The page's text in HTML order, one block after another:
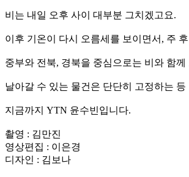
비는 내일 오후 사이 대부분 그치겠고요.
이후 기온이 다시 오름세를 보이면서, 주
중부와 전북, 경북을 중심으로는 비와 함
날아갈 수 있는 물건은 단단히 고정하는
지금까지 YTN 윤수빈입니다.
촬영 : 김만진
영상편집 : 이은경
디자인 : 김보나